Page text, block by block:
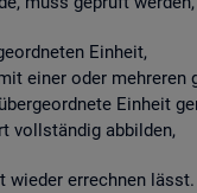
Ein­heit,
einer oder meh­re­ren
Ein­heit
voll­stän­dig ab­bil­den,
wie­der er­rech­nen